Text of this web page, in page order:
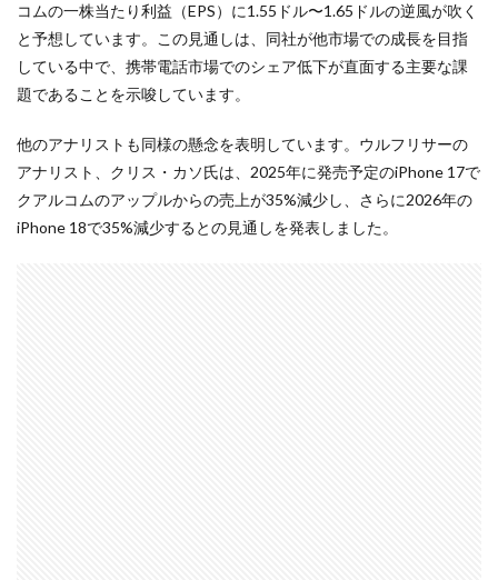
コムの一株当たり利益（EPS）に1.55ドル〜1.65ドルの逆風が吹く
と予想しています。この見通しは、同社が他市場での成長を目指
している中で、携帯電話市場でのシェア低下が直面する主要な課
題であることを示唆しています。
他のアナリストも同様の懸念を表明しています。ウルフリサーの
アナリスト、クリス・カソ氏は、2025年に発売予定のiPhone 17で
クアルコムのアップルからの売上が35%減少し、さらに2026年の
iPhone 18で35%減少するとの見通しを発表しました。